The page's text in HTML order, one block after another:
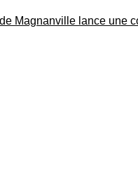
Magnanville lance une